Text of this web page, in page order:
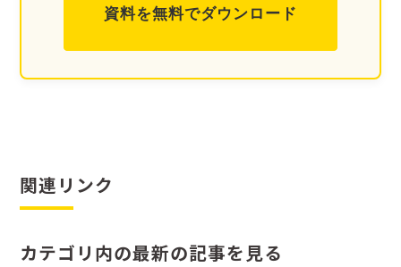
資料を無料でダウンロード
関連リンク
カテゴリ内の最新の記事を見る